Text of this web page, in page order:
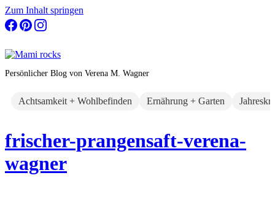
Zum Inhalt springen
Persönlicher Blog von Verena M. Wagner
Achtsamkeit + Wohlbefinden Ernährung + Garten
frischer-prangensaft-verena-
wagner